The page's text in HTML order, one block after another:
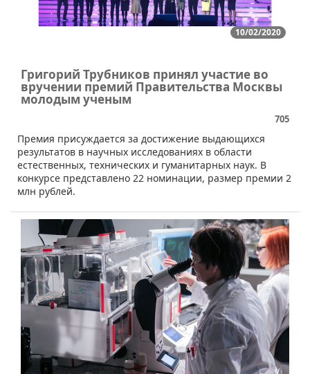
10/02/2020
Григорий Трубников принял участие во
вручении премий Правительства Москвы
молодым ученым
705
​Премия присуждается за достижение выдающихся
результатов в научных исследованиях в области
естественных, технических и гуманитарных наук. В
конкурсе представлено 22 номинации, размер премии 2
млн рублей.